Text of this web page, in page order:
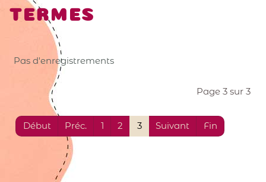
TERMES
Pas d'enregistrements
Page 3 sur 3
Début Préc. 1 2 3 Suivant Fin